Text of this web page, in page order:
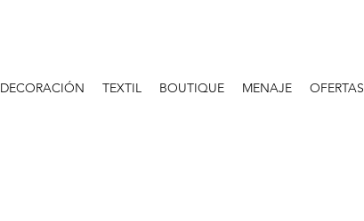
DECORACIÓN TEXTIL BOUTIQUE MENAJE OFERTAS